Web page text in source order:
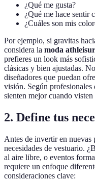
¿Qué me gusta?
¿Qué me hace sentir
¿Cuáles son mis
Por ejemplo, si gravitas
considera la moda
prefieres un look más
clásicas y bien ajustadas.
diseñadores que puedan
visión. Según profesionales
sienten mejor cuando
2. Define tus
Antes de invertir en nuevas
necesidades de vestuario.
al aire libre, o eventos
requiere un enfoque
consideraciones clave: